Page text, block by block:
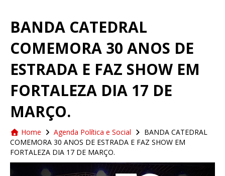
BANDA CATEDRAL
COMEMORA 30 ANOS DE
ESTRADA E FAZ SHOW EM
FORTALEZA DIA 17 DE
MARÇO.
Home Agenda Política e Social
BANDA CATEDRAL
COMEMORA 30 ANOS DE ESTRADA E FAZ SHOW EM
FORTALEZA DIA 17 DE MARÇO.